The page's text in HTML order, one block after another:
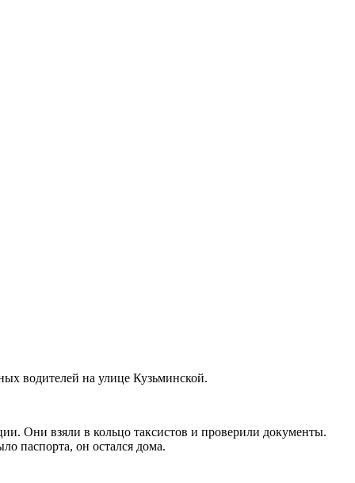
водителей на улице Кузьминской.
Они взяли в кольцо таксистов и проверили документы.
паспорта, он остался дома.